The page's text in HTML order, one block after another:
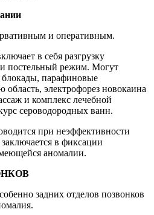
и оперативным.
в себя разгрузку
постельный режим. Могут
блокады, парафиновые
электрофорез новокаина
и комплекс лечебной
сероводородных ванн.
при неэффективности
в фиксации
аномалии.
задних отделов позвонков